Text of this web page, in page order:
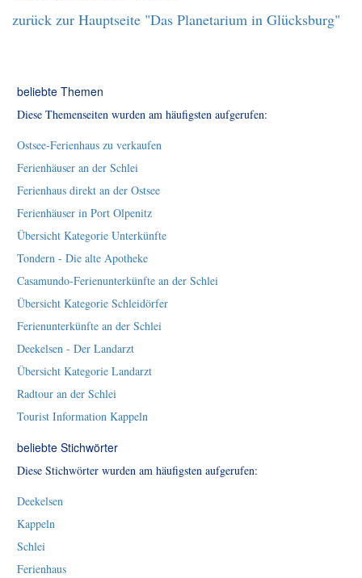
zurück zur Hauptseite "Das Planetarium in Glücksburg"
beliebte Themen
Diese Themenseiten wurden am häufigsten aufgerufen:
Ostsee-Ferienhaus zu verkaufen
Ferienhäuser an der Schlei
Ferienhaus direkt an der Ostsee
Ferienhäuser in Port Olpenitz
Übersicht Kategorie Unterkünfte
Tondern - Die alte Apotheke
Casamundo-Ferienunterkünfte an der Schlei
Übersicht Kategorie Schleidörfer
Ferienunterkünfte an der Schlei
Deekelsen - Der Landarzt
Übersicht Kategorie Landarzt
Radtour an der Schlei
Tourist Information Kappeln
beliebte Stichwörter
Diese Stichwörter wurden am häufigsten aufgerufen:
Deekelsen
Kappeln
Schlei
Ferienhaus